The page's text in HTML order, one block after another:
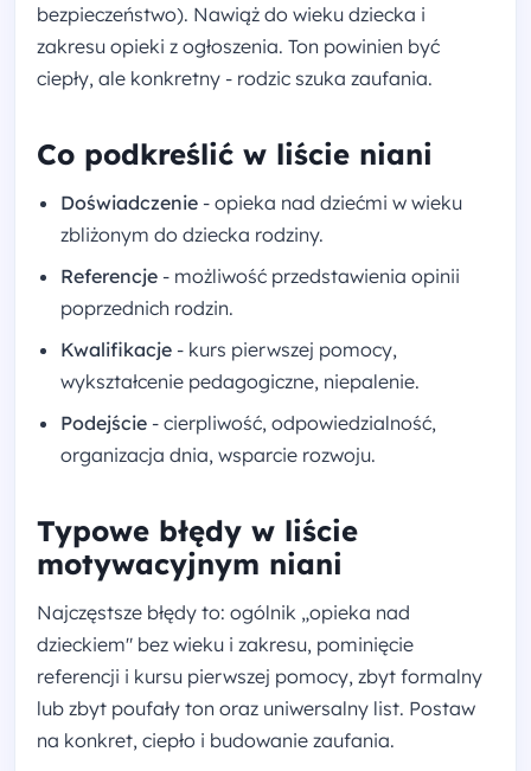
bezpieczeństwo). Nawiąż do wieku dziecka i
zakresu opieki z ogłoszenia. Ton powinien być
ciepły, ale konkretny - rodzic szuka zaufania.
Co podkreślić w liście niani
Doświadczenie - opieka nad dziećmi w wieku
zbliżonym do dziecka rodziny.
Referencje - możliwość przedstawienia opinii
poprzednich rodzin.
Kwalifikacje - kurs pierwszej pomocy,
wykształcenie pedagogiczne, niepalenie.
Podejście - cierpliwość, odpowiedzialność,
organizacja dnia, wsparcie rozwoju.
Typowe błędy w liście
motywacyjnym niani
Najczęstsze błędy to: ogólnik „opieka nad
dzieckiem" bez wieku i zakresu, pominięcie
referencji i kursu pierwszej pomocy, zbyt formalny
lub zbyt poufały ton oraz uniwersalny list. Postaw
na konkret, ciepło i budowanie zaufania.